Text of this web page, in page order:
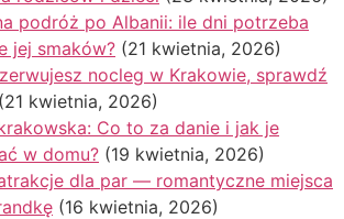
podróż po Albanii: ile dni potrzeba
jej smaków? (21 kwietnia, 2026)
nocleg w Krakowie, sprawdź
(21 kwietnia, 2026)
Co to za danie i jak je
w domu? (19 kwietnia, 2026)
dla par — romantyczne miejsca
(16 kwietnia, 2026)